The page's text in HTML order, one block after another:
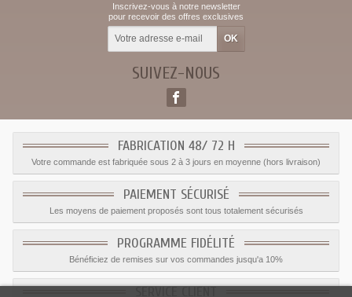
Inscrivez-vous à notre newsletter
pour recevoir des offres exclusives
SUIVEZ-NOUS
FABRICATION 48/ 72 H
Votre commande est fabriquée sous 2 à 3 jours en moyenne (hors livraison)
PAIEMENT SÉCURISÉ
Les moyens de paiement proposés sont tous totalement sécurisés
PROGRAMME FIDÉLITÉ
Bénéficiez de remises sur vos commandes jusqu'a 10%